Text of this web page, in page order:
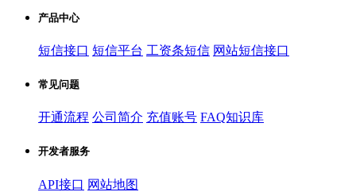
产品中心
短信接口 短信平台 工资条短信 网站短信接口
常见问题
开通流程 公司简介 充值账号 FAQ知识库
开发者服务
API接口 网站地图